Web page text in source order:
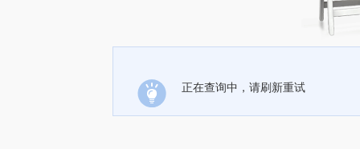
正在查询中，请刷新重试